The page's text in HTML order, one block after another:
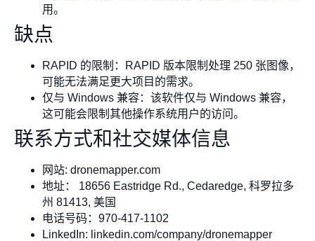
用。
缺点
RAPID 的限制：RAPID 版本限制处理 250 张图像，
可能无法满足更大项目的需求。
仅与 Windows 兼容：该软件仅与 Windows 兼容，
这可能会限制其他操作系统用户的访问。
联系方式和社交媒体信息
网站: dronemapper.com
地址： 18656 Eastridge Rd., Cedaredge, 科罗拉多
州 81413, 美国
电话号码：970-417-1102
LinkedIn: linkedin.com/company/dronemapper